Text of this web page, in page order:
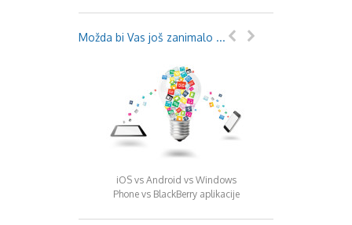
Možda bi Vas još zanimalo ...
iOS vs Android vs Windows
Phone vs BlackBerry aplikacije